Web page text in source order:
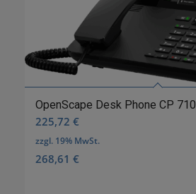
OpenScape Desk Phone CP 710
225,72 €
zzgl. 19% MwSt.
268,61 €